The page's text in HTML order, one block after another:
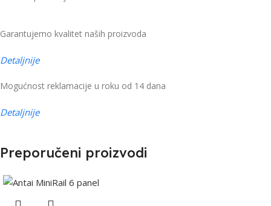
Garantujemo kvalitet naših proizvoda
Detaljnije
Mogućnost reklamacije u roku od 14 dana
Detaljnije
Preporučeni proizvodi